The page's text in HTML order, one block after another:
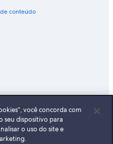
conteúdo
você concorda com
seu dispositivo para
o uso do site e